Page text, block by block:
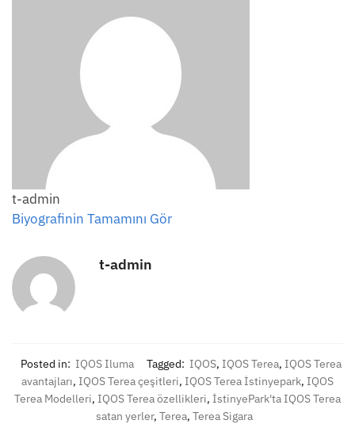
t-admin
Biyografinin Tamamını Gör
t-admin
Posted in: IQOS Iluma Tagged: IQOS, IQOS Terea, IQOS Terea
avantajları, IQOS Terea çeşitleri, IQOS Terea İstinyepark, IQOS
Terea Modelleri, IQOS Terea özellikleri, İstinyePark'ta IQOS Terea
satan yerler, Terea, Terea Sigara